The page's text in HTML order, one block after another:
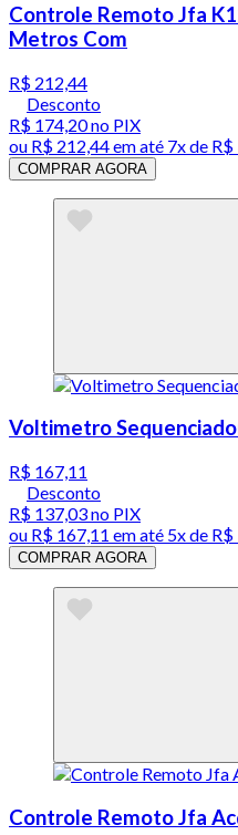
Controle Remoto Jfa
Metros Com
R$ 212,44
Desconto
R$ 174,20no PIX
ou R$ 212,44em até 7x de
COMPRAR AGORA
Voltimetro
R$ 167,11
Desconto
R$ 137,03no PIX
ou R$ 167,11 em até 5x de
COMPRAR AGORA
Controle Remoto Jfa